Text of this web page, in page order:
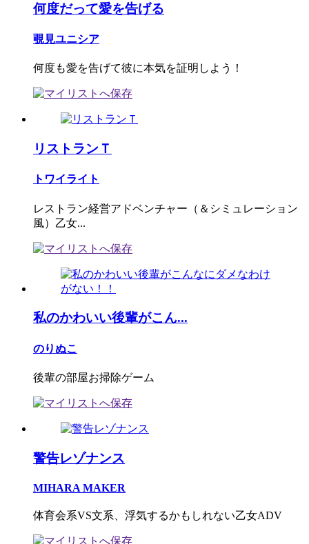
何度だって愛を告げる
覗見ユニシア
何度も愛を告げて彼に本気を証明しよう！
リストランＴ
トワイライト
レストラン経営アドベンチャー（＆シミュレーション
風）乙女...
私のかわいい後輩がこん...
のりぬこ
後輩の部屋お掃除ゲーム
警告レゾナンス
MIHARA MAKER
体育会系VS文系、浮気するかもしれない乙女ADV